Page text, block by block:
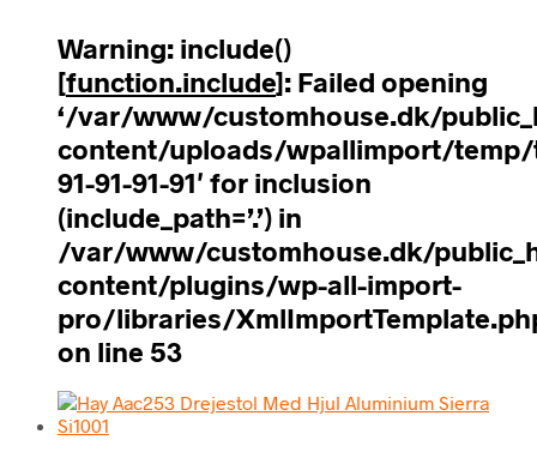
Warning: include()
[function.include]: Failed opening
‘/var/www/customhouse.dk/
content/uploads/wpallimport/temp/
91-91-91-91′ for inclusion
(include_path=’.’) in
/var/www/customhouse.dk/
content/plugins/wp-all-import-
pro/libraries/
on line 53